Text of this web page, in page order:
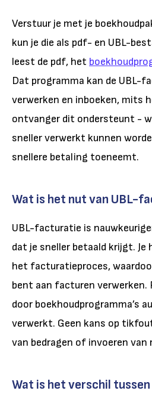
Verstuur je met je
kun je die als pdf- en UBL-
leest de pdf, het
Dat programma kan de UBL-
verwerken en inboeken, mits
ontvanger dit ondersteunt -
sneller verwerkt kunnen
snellere betaling toeneemt.
Wat is het nut van UBL-
UBL-facturatie is
dat je sneller betaald krijgt.
het facturatieproces,
bent aan facturen verwerken.
door boekhoudprogramma’s
verwerkt. Geen kans op
van bedragen of invoeren van
Wat is het verschil tussen